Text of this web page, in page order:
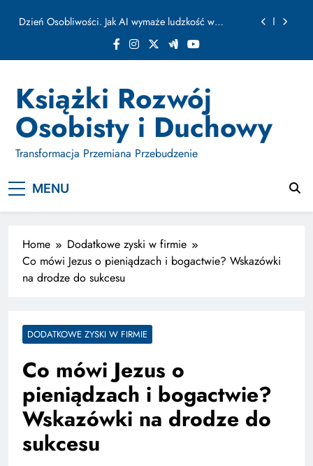
Jak Budować Myślokształty Powodzenia
Jak Projektować i Aktywować Myślokształty dla
Osiągania Celów w Codziennym Życiu
Dzień Osobliwości. Jak AI wymaże ludzkość w
ułamku sekundy
Jak Budować Myślokształty Powodzenia
Osiągania Celów w Codziennym Życiu
Książki Rozwój
Osobisty i Duchowy
Transformacja Przemiana Przebudzenie
MENU
Home
Dodatkowe zyski w firmie
Co mówi Jezus o pieniądzach i bogactwie? Wskazówki
na drodze do sukcesu
DODATKOWE ZYSKI W FIRMIE
Co mówi Jezus o
pieniądzach i bogactwie?
Wskazówki na drodze do
sukcesu